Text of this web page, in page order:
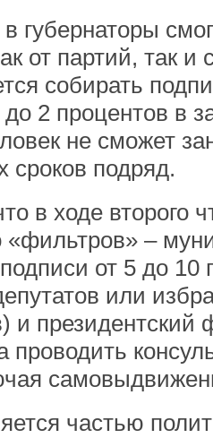
губернаторы
от партий, так
собирать
2 процентов в
не сможет
сроков подряд.
в ходе второго
«фильтров» –
от 5 до 10
или
и президентский
проводить
частью